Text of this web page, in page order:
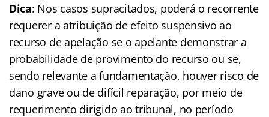
Dica: Nos casos supracitados, poderá o recorrente
requerer a atribuição de efeito suspensivo ao
recurso de apelação se o apelante demonstrar a
probabilidade de provimento do recurso ou se,
sendo relevante a fundamentação, houver risco de
dano grave ou de difícil reparação, por meio de
requerimento dirigido ao tribunal, no período